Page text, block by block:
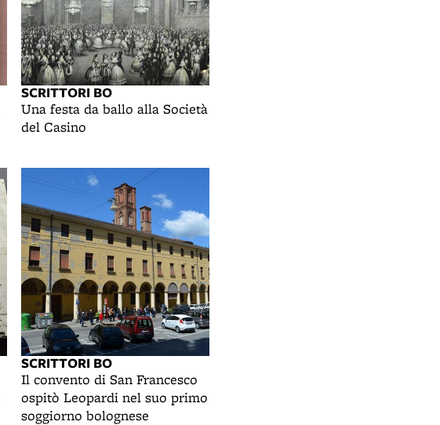
SCRITTORI BO
Una festa da ballo alla Società
del Casino
SCRITTORI BO
Il convento di San Francesco
ospitò Leopardi nel suo primo
soggiorno bolognese